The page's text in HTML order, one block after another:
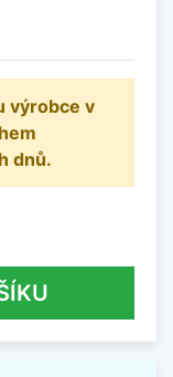
výrobce v
dnů.